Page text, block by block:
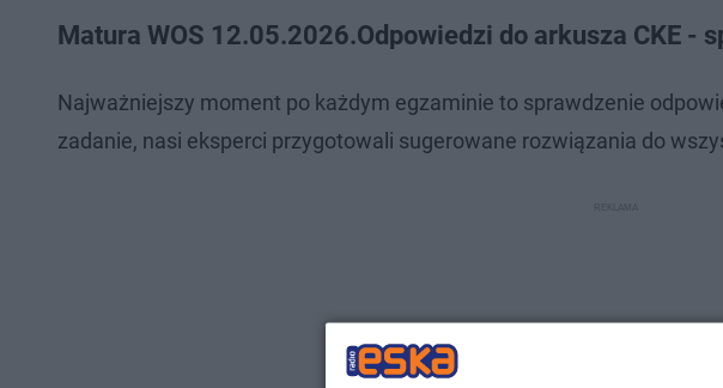
Matura WOS 12.05.2026.Odpowiedzi do arkusza CKE -
Najważniejszy moment po każdym egzaminie to sprawdzenie
zadanie, nasi eksperci przygotowali sugerowane rozwiązania do